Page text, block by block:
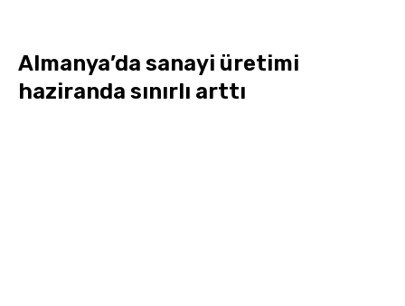
Almanya’da sanayi üretimi
haziranda sınırlı arttı